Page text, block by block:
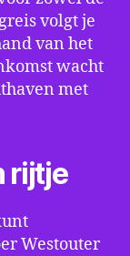
volgt je
van het
wacht
met
rijtje
Westouter